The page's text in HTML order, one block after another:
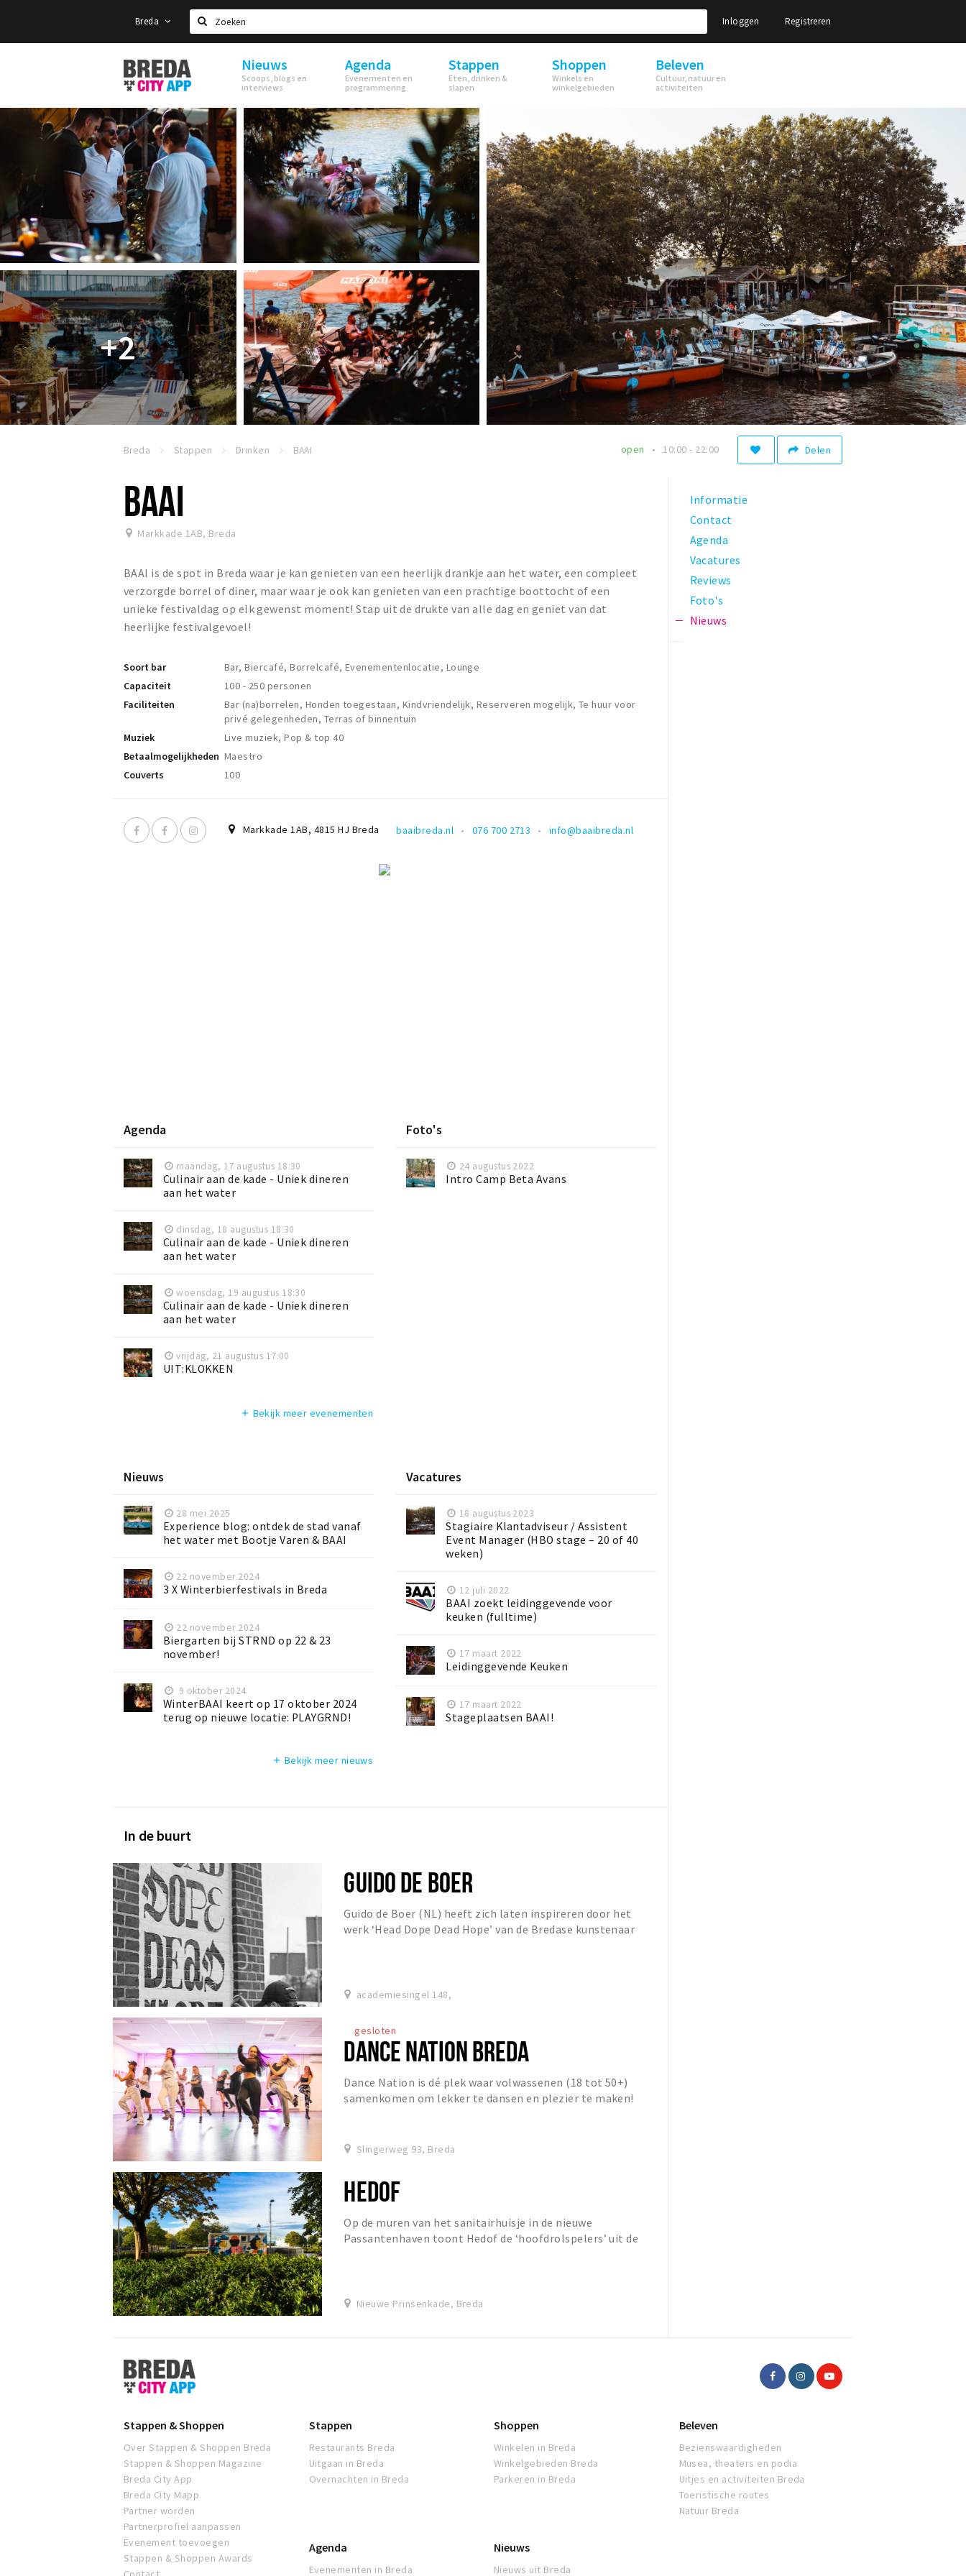
Breda
Zoeken
Inloggen Registreren
Stappen
&
Shoppen
Breda
Nieuws
Scoops, blogs en
interviews
Agenda
Evenementen en
programmering
Stappen
Eten, drinken &
slapen
Shoppen
Winkels en
winkelgebieden
Beleven
Cultuur, natuur en
activiteiten
+2
Breda Stappen Drinken BAAI Delen
open 10:00 - 22:00
BAAI
Markkade 1AB, Breda
BAAI is de spot in Breda waar je kan genieten van een heerlijk drankje aan het water, een compleet
verzorgde borrel of diner, maar waar je ook kan genieten van een prachtige boottocht of een
unieke festivaldag op elk gewenst moment! Stap uit de drukte van alle dag en geniet van dat
heerlijke festivalgevoel!
Soort bar
Bar, Biercafé, Borrelcafé, Evenementenlocatie, Lounge
Capaciteit
100 - 250 personen
Faciliteiten
Bar (na)borrelen, Honden toegestaan, Kindvriendelijk, Reserveren mogelijk, Te huur voor
privé gelegenheden, Terras of binnentuin
Muziek
Live muziek, Pop & top 40
Betaalmogelijkheden Maestro
Couverts
100
Markkade 1AB, 4815 HJ Breda baaibreda.nl 076 700 2713 info@baaibreda.nl
Agenda
maandag, 17 augustus 18:30
Culinair aan de kade - Uniek dineren
aan het water
dinsdag, 18 augustus 18:30
Culinair aan de kade - Uniek dineren
aan het water
woensdag, 19 augustus 18:30
Culinair aan de kade - Uniek dineren
aan het water
vrijdag, 21 augustus 17:00
UIT:KLOKKEN
add Bekijk meer evenementen
Foto's
24 augustus 2022
Intro Camp Beta Avans
Nieuws
28 mei 2025
Experience blog: ontdek de stad vanaf
het water met Bootje Varen & BAAI
22 november 2024
3 X Winterbierfestivals in Breda
22 november 2024
Biergarten bij STRND op 22 & 23
november!
9 oktober 2024
WinterBAAI keert op 17 oktober 2024
terug op nieuwe locatie: PLAYGRND!
add Bekijk meer nieuws
Vacatures
18 augustus 2023
Stagiaire Klantadviseur / Assistent
Event Manager (HBO stage – 20 of 40
weken)
12 juli 2022
BAAI zoekt leidinggevende voor
keuken (fulltime)
17 maart 2022
Leidinggevende Keuken
17 maart 2022
Stageplaatsen BAAI!
In de buurt
GUIDO DE BOER
Guido de Boer (NL) heeft zich laten inspireren door het
werk ‘Head Dope Dead Hope’ van de Bredase kunstenaar
academiesingel 148,
gesloten
DANCE NATION BREDA
Dance Nation is dé plek waar volwassenen (18 tot 50+)
samenkomen om lekker te dansen en plezier te maken!
Slingerweg 93, Breda
HEDOF
Op de muren van het sanitairhuisje in de nieuwe
Passantenhaven toont Hedof de ‘hoofd­rolspelers’ uit de
Nieuwe Prinsenkade, Breda
Informatie
Contact
Agenda
Vacatures
Reviews
Foto's
Nieuws
Stappen
&
Shoppen
Stappen & Shoppen
Over Stappen & Shoppen Breda
Stappen & Shoppen Magazine
Breda City App
Breda City Mapp
Partner worden
Partnerprofiel aanpassen
Evenement toevoegen
Stappen & Shoppen Awards
Stappen
Restaurants Breda
Uitgaan in Breda
Overnachten in Breda
Shoppen
Winkelen in Breda
Winkelgebieden Breda
Parkeren in Breda
Beleven
Bezienswaardigheden
Musea, theaters en podia
Uitjes en activiteiten Breda
Toeristische routes
Natuur Breda
Agenda
Evenementen in Breda
Nieuws
Nieuws uit Breda